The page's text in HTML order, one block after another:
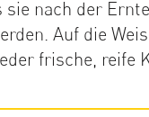
nach der
Auf die
frische, reife